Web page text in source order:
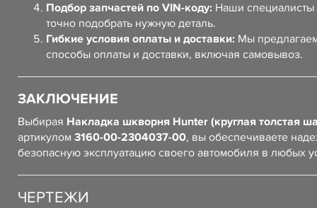
Подбор запчастей по VIN-коду: Наши специалисты
точно подобрать нужную деталь.
Гибкие условия оплаты и доставки: Мы
способы оплаты и доставки, включая самовывоз.
ЗАКЛЮЧЕНИЕ
Выбирая Накладка шкворня Hunter (круглая толстая
артикулом 3160-00-2304037-00, вы обеспечиваете
безопасную эксплуатацию своего автомобиля в любых
ЧЕРТЕЖИ